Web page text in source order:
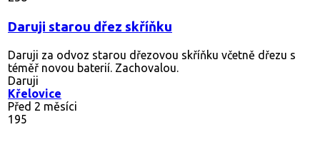
Daruji starou dřez skříňku
Daruji za odvoz starou dřezovou skříňku včetně dřezu s
téměř novou baterií. Zachovalou.
Daruji
Křelovice
Před 2 měsíci
195